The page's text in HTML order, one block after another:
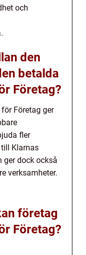
och
den
betalda
Företag?
Företag ger
fler
Klarnas
ger dock också
verksamheter.
företag
Företag?